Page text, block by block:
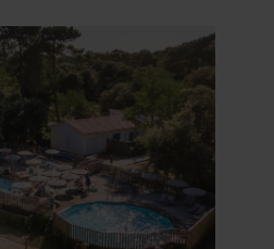
van de wilde kustlijn, zon en
op Ile de Ré.